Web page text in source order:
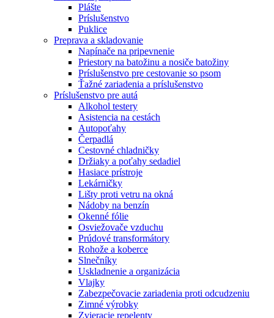
Plášte
Príslušenstvo
Puklice
Preprava a skladovanie
Napínače na pripevnenie
Priestory na batožinu a nosiče batožiny
Príslušenstvo pre cestovanie so psom
Ťažné zariadenia a príslušenstvo
Príslušenstvo pre autá
Alkohol testery
Asistencia na cestách
Autopoťahy
Čerpadlá
Cestovné chladničky
Držiaky a poťahy sedadiel
Hasiace prístroje
Lekárničky
Lišty proti vetru na okná
Nádoby na benzín
Okenné fólie
Osviežovače vzduchu
Prúdové transformátory
Rohože a koberce
Slnečníky
Uskladnenie a organizácia
Vlajky
Zabezpečovacie zariadenia proti odcudzeniu
Zimné výrobky
Zvieracie repelenty